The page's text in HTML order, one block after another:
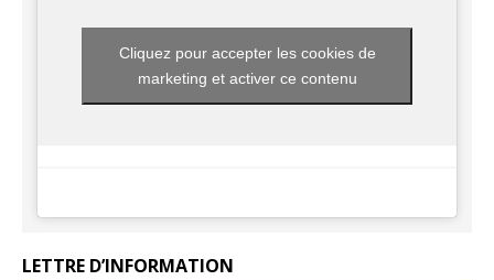
Cliquez pour accepter les cookies de
marketing et activer ce contenu
LETTRE D’INFORMATION